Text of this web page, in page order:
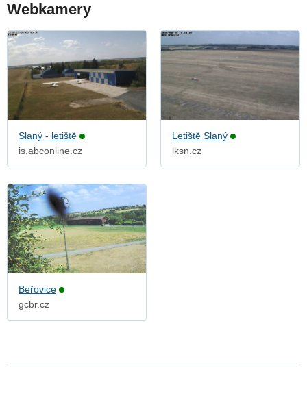
Webkamery
Slaný - letiště
is.abconline.cz
Letiště Slaný
lksn.cz
Beřovice
gcbr.cz